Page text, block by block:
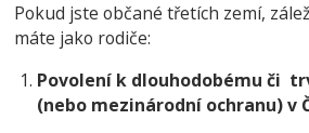
Pokud jste občané třetích zemí,
máte jako rodiče:
Povolení k dlouhodobému či
(nebo mezinárodní ochranu) v